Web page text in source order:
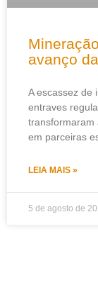
avanço
A escassez de
entraves
transformaram
em parceiras
LEIA MAIS »
5 de agosto de